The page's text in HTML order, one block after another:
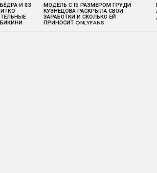
И 63 МОДЕЛЬ С 15 РАЗМЕРОМ ГРУДИ
КУЗНЕЦОВА РАСКРЫЛА СВОИ
ЗАРАБОТКИ И СКОЛЬКО ЕЙ
ПРИНОСИТ ONLYFANS